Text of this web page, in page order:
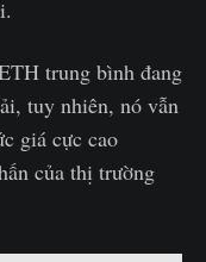
trung bình đang
tuy nhiên, nó vẫn
giá cực cao
của thị trường